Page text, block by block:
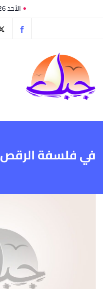
الأحد 2026-08-09
في فلسفة الرقص